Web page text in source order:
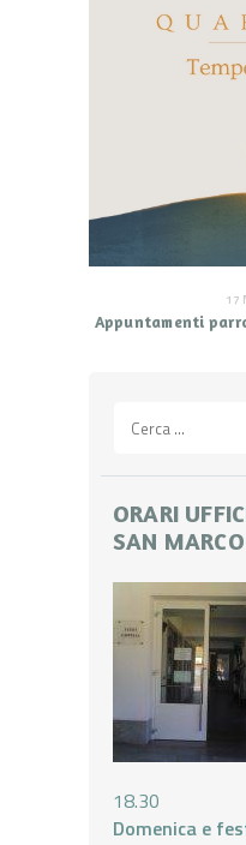
17
Appuntamenti
per:
ORARI
SAN MARCO
18.30
Domenica e